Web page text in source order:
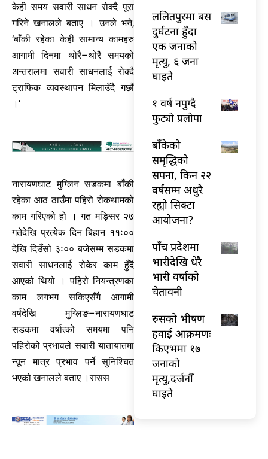
केही समय सवारी साधन रोक्दै पूरा
गरिने खनालले बताए । उनले भने,
‘बाँकी रहेका केही सामान्य कामहरु
आगामी दिनमा थोरै–थोरै समयको
अन्तरालमा सवारी साधनलाई रोक्दै
ट्राफिक व्यवस्थापन मिलाउँदै गछौँ
।’
नारायणघाट मुग्लिन सडकमा बाँकी
रहेका आठ ठाउँमा पहिरो रोकथामको
काम गरिएको हो । गत मङ्सिर २७
गतेदेखि प्रत्येक दिन बिहान ११ः००
देखि दिउँसो ३ः०० बजेसम्म सडकमा
सवारी साधनलाई रोकेर काम हुँदै
आएको थियो । पहिरो नियन्त्रणका
काम लगभग सकिएसँगै आगामी
वर्षदेखि मुग्लिङ–नारायणघाट
सडकमा वर्षात्को समयमा पनि
पहिरोको प्रभावले सवारी यातायातमा
न्यून मात्र प्रभाव पर्ने सुनिश्चित
भएको खनालले बताए ।रासस
ललितपुरमा बस
दुर्घटना हुँदा
एक जनाको
मृत्यु, ६ जना
घाइते
१ वर्ष नपुग्दै
फुट्यो प्रलोपा
बाँकेको
समृद्धिको
सपना, किन २२
वर्षसम्म अधुरै
रह्यो सिक्टा
आयोजना?
पाँच प्रदेशमा
भारीदेखि धेरै
भारी वर्षाको
चेतावनी
रुसको भीषण
हवाई आक्रमणः
किएभमा १७
जनाको
मृत्यु,दर्जनौँ
घाइते